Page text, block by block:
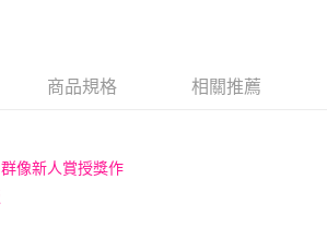
商品規格 相關推薦
像新人賞授獎作